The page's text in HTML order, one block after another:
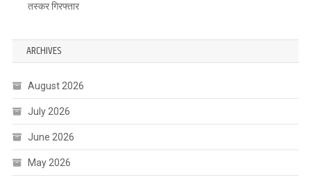
तस्कर गिरफ्तार
ARCHIVES
August 2026
July 2026
June 2026
May 2026